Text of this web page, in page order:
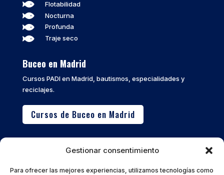
Gestionar consentimiento
Para ofrecer las mejores experiencias, utilizamos tecnologías como
 Flotabilidad
 Nocturna
 Profunda
 Traje seco
Buceo en Madrid
Cursos PADI en Madrid, bautismos, especialidades y
reciclajes.
Cursos de Buceo en Madrid
avanzados.